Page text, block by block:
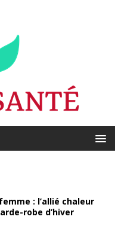
: l’allié chaleur
robe d’hiver